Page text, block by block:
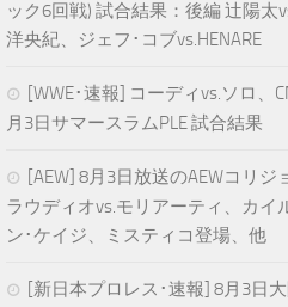
ック6回戦) 試合結果：後編 辻陽太
洋央紀、ジェフ･コブvs.HENARE
[WWE･速報] コーディvs.ソロ
月3日サマースラムPLE 試合結果
[AEW] 8月3日放送のAEWコリ
ラウディオvs.モリアーティ、カイ
ン･ケイジ、ミスティコ登場、他
[新日本プロレス･速報] 8月3日